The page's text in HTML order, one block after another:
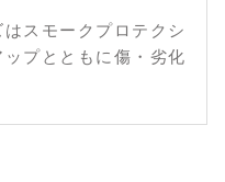
スモークプロテクシ
プとともに傷・劣化